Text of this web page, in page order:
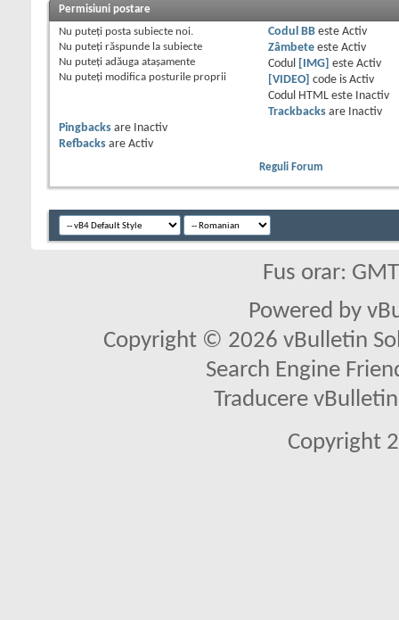
Permisiuni postare
Nu puteţi posta subiecte noi.
Nu puteţi răspunde la subiecte
Nu puteţi adăuga ataşamente
Nu puteţi modifica posturile proprii
Codul BBeste Activ
Zâmbeteeste Activ
Codul
[IMG] este Activ
[VIDEO] code is Activ
Codul HTML este
Inactiv
Trackbacksare
Inactiv
Pingbacks are
Inactiv
Refbacks are Activ
Reguli Forum
Fus orar:
Powered by
Copyright © 2026 vBulletin
Search Engine
Traducere
Copyright